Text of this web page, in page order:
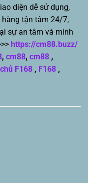
diện dễ sử dụng,
tận tâm 24/7,
sự an tâm và minh
https://cm88.buzz/
, cm88, cm88 ,
F168 , F168 ,